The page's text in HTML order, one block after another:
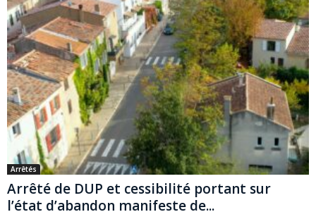
Arrêtés
Arrêté de DUP et cessibilité portant sur
l’état d’abandon manifeste de...